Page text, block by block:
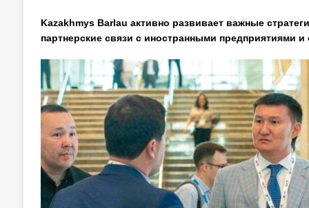
Kazakhmys Barlau активно развивает важные
партнерские связи с иностранными предприятиями